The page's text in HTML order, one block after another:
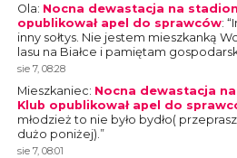
Ola: Nocna dewastacja na
opublikował apel do sprawców: “
inny sołtys. Nie jestem mieszkanką
lasu na Białce i pamiętam
sie 7, 08:28
Mieszkaniec: Nocna dewastacja
Klub opublikował apel do
młodzież to nie było bydło(
dużo poniżej). ”
sie 7, 08:01